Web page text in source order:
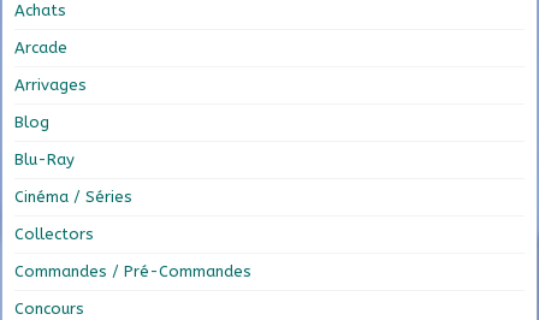
Achats
Arcade
Arrivages
Blog
Blu-Ray
Cinéma / Séries
Collectors
Commandes / Pré-Commandes
Concours